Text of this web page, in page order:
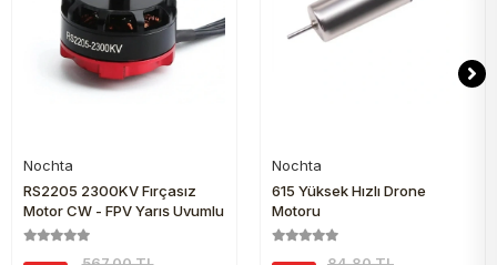
Nochta
RS2205 2300KV Fırçasız
Motor CW - FPV Yarış Uyumlu
Nochta
615 Yüksek Hızlı Drone
Motoru